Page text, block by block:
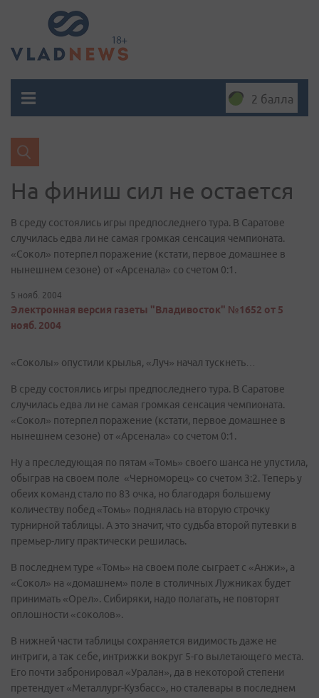
2 балла
На финиш сил не остается
В среду состоялись игры предпоследнего тура. В Саратове
случилась едва ли не самая громкая сенсация чемпионата.
«Сокол» потерпел поражение (кстати, первое домашнее в
нынешнем сезоне) от «Арсенала» со счетом 0:1.
5 нояб. 2004
Электронная версия газеты "Владивосток" №1652 от 5
нояб. 2004
«Соколы» опустили крылья, «Луч» начал тускнеть…
В среду состоялись игры предпоследнего тура. В Саратове
случилась едва ли не самая громкая сенсация чемпионата.
«Сокол» потерпел поражение (кстати, первое домашнее в
нынешнем сезоне) от «Арсенала» со счетом 0:1.
Ну а преследующая по пятам «Томь» своего шанса не упустила,
обыграв на своем поле «Черноморец» со счетом 3:2. Теперь у
обеих команд стало по 83 очка, но благодаря большему
количеству побед «Томь» поднялась на вторую строчку
турнирной таблицы. А это значит, что судьба второй путевки в
премьер-лигу практически решилась.
В последнем туре «Томь» на своем поле сыграет с «Анжи», а
«Сокол» на «домашнем» поле в столичных Лужниках будет
принимать «Орел». Сибиряки, надо полагать, не повторят
оплошности «соколов».
В нижней части таблицы сохраняется видимость даже не
интриги, а так себе, интрижки вокруг 5-го вылетающего места.
Его почти забронировал «Уралан», да в некоторой степени
претендует «Металлург-Кузбасс», но сталевары в последнем